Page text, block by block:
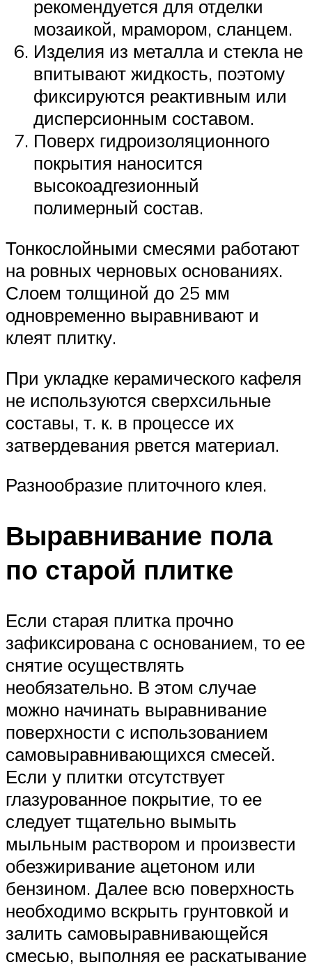
рекомендуется для отделки
мозаикой, мрамором, сланцем.
Изделия из металла и стекла не
впитывают жидкость, поэтому
фиксируются реактивным или
дисперсионным составом.
Поверх гидроизоляционного
покрытия наносится
высокоадгезионный
полимерный состав.
Тонкослойными смесями работают
на ровных черновых основаниях.
Слоем толщиной до 25 мм
одновременно выравнивают и
клеят плитку.
При укладке керамического кафеля
не используются сверхсильные
составы, т. к. в процессе их
затвердевания рвется материал.
Разнообразие плиточного клея.
Выравнивание пола
по старой плитке
Если старая плитка прочно
зафиксирована с основанием, то ее
снятие осуществлять
необязательно. В этом случае
можно начинать выравнивание
поверхности с использованием
самовыравнивающихся смесей.
Если у плитки отсутствует
глазурованное покрытие, то ее
следует тщательно вымыть
мыльным раствором и произвести
обезжиривание ацетоном или
бензином. Далее всю поверхность
необходимо вскрыть грунтовкой и
залить самовыравнивающейся
смесью, выполняя ее раскатывание